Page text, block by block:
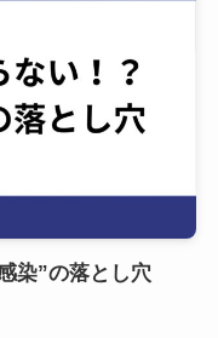
染”の落とし穴